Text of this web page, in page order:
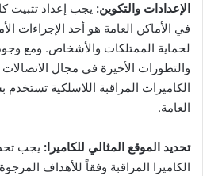
الإعدادات والتكوين: يجب إعداد تثبيت
في الأماكن العامة هو أحد الإجراءات
لحماية الممتلكات والأشخاص. ومع وجود
والتطورات الأخيرة في مجال
الكاميرات المراقبة اللاسلكية
العامة.
تحديد الموقع المثالي للكاميرا: يجب
الكاميرا المراقبة وفقاً للأهداف